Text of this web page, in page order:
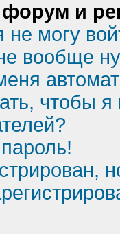
и
не могу
вообще
чтобы